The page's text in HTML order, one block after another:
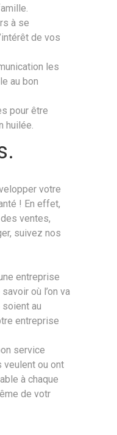
à se
de vos
les
au bon
pour être
huilée.
votre
! En effet,
ventes,
suivez nos
entreprise
où l’on va
au
entreprise
service
veulent ou ont
à chaque
de votr